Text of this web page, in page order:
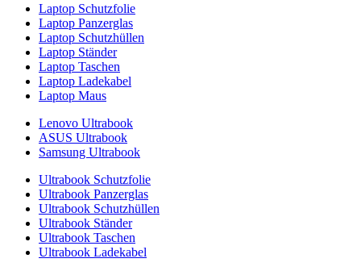
Laptop Schutzfolie
Laptop Panzerglas
Laptop Schutzhüllen
Laptop Ständer
Laptop Taschen
Laptop Ladekabel
Laptop Maus
Lenovo Ultrabook
ASUS Ultrabook
Samsung Ultrabook
Ultrabook Schutzfolie
Ultrabook Panzerglas
Ultrabook Schutzhüllen
Ultrabook Ständer
Ultrabook Taschen
Ultrabook Ladekabel